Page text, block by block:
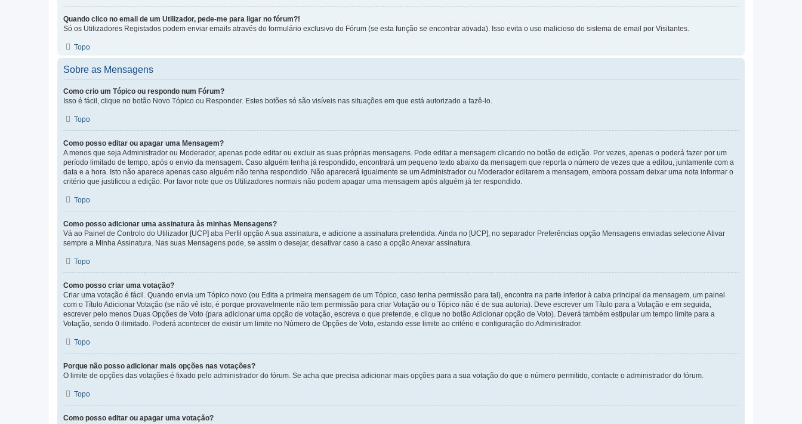
Quando clico no email de um Utilizador, pede-me para ligar no fórum?!
Só os Utilizadores Registados podem enviar emails através do formulário exclusivo do Fórum (se esta função se encontrar ativada). Isso evita o uso malicioso do sistema de email por Visitantes.
Topo
Sobre as Mensagens
Como crio um Tópico ou respondo num Fórum?
Isso é fácil, clique no botão Novo Tópico ou Responder. Estes botões só são visíveis nas situações em que está autorizado a fazê-lo.
Topo
Como posso editar ou apagar uma Mensagem?
A menos que seja Administrador ou Moderador, apenas pode editar ou excluir as suas próprias mensagens. Pode editar a mensagem clicando no botão de edição. Por vezes, apenas o poderá fazer por um
período limitado de tempo, após o envio da mensagem. Caso alguém tenha já respondido, encontrará um pequeno texto abaixo da mensagem que reporta o número de vezes que a editou, juntamente com a
data e a hora. Isto não aparece apenas caso alguém não tenha respondido. Não aparecerá igualmente se um Administrador ou Moderador editarem a mensagem, embora possam deixar uma nota informar o
critério que justificou a edição. Por favor note que os Utilizadores normais não podem apagar uma mensagem após alguém já ter respondido.
Topo
Como posso adicionar uma assinatura às minhas Mensagens?
Vá ao Painel de Controlo do Utilizador [UCP] aba Perfil opção A sua assinatura, e adicione a assinatura pretendida. Ainda no [UCP], no separador Preferências opção Mensagens enviadas selecione Ativar
sempre a Minha Assinatura. Nas suas Mensagens pode, se assim o desejar, desativar caso a caso a opção Anexar assinatura.
Topo
Como posso criar uma votação?
Criar uma votação é fácil. Quando envia um Tópico novo (ou Edita a primeira mensagem de um Tópico, caso tenha permissão para tal), encontra na parte inferior à caixa principal da mensagem, um painel
com o Título Adicionar Votação (se não vê isto, é porque provavelmente não tem permissão para criar Votação ou o Tópico não é de sua autoria). Deve escrever um Título para a Votação e em seguida,
escrever pelo menos Duas Opções de Voto (para adicionar uma opção de votação, escreva o que pretende, e clique no botão Adicionar opção de Voto). Deverá também estipular um tempo limite para a
Votação, sendo 0 ilimitado. Poderá acontecer de existir um limite no Número de Opções de Voto, estando esse limite ao critério e configuração do Administrador.
Topo
Porque não posso adicionar mais opções nas votações?
O limite de opções das votações é fixado pelo administrador do fórum. Se acha que precisa adicionar mais opções para a sua votação do que o número permitido, contacte o administrador do fórum.
Topo
Como posso editar ou apagar uma votação?